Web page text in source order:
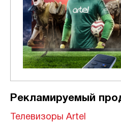
Рекламируемый
Телевизоры Artel